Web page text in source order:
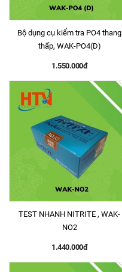
Bộ dụng cụ kiểm tra PO4 thang
thấp, WAK-PO4(D)
1.550.000đ
TEST NHANH NITRITE , WAK-
NO2
1.440.000đ